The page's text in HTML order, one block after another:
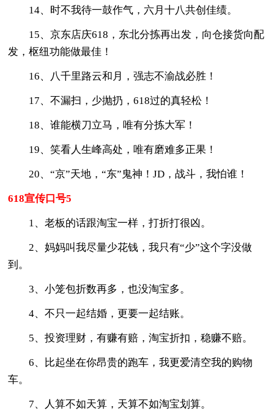
14、时不我待一鼓作气，六月十八共创佳绩。
15、京东店庆618，东北分拣再出发，向仓接货向配
发，枢纽功能做最佳！
16、八千里路云和月，强志不渝战必胜！
17、不漏扫，少抛扔，618过的真轻松！
18、谁能横刀立马，唯有分拣大军！
19、笑看人生峰高处，唯有磨难多正果！
20、“京”天地，“东”鬼神！JD，战斗，我怕谁！
618宣传口号5
1、老板的话跟淘宝一样，打折打很凶。
2、妈妈叫我尽量少花钱，我只有“少”这个字没做
到。
3、小笼包折数再多，也没淘宝多。
4、不只一起结婚，更要一起结账。
5、投资理财，有赚有赔，淘宝折扣，稳赚不赔。
6、比起坐在你昂贵的跑车，我更爱清空我的购物
车。
7、人算不如天算，天算不如淘宝划算。